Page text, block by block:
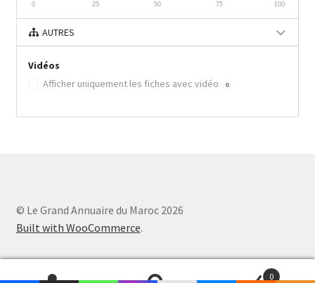
0 25 50 75 100
AUTRES
Vidéos
Afficher uniquement les fiches avec vidéo
0
© Le Grand Annuaire du Maroc 2026
Built with WooCommerce.
0